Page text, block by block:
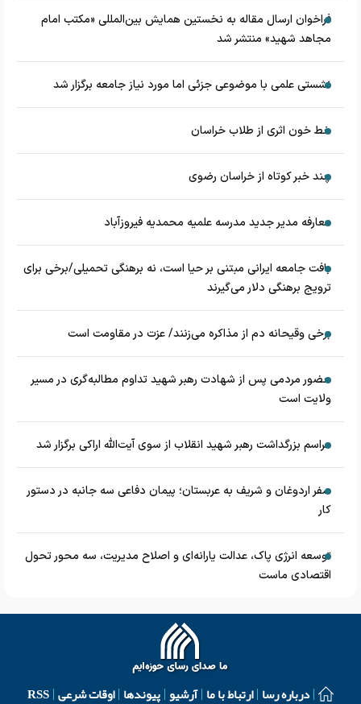
فراخوان ارسال مقاله به نخستین همایش بین‌المللی «مکتب امام
مجاهد شهید» منتشر شد
نشستی علمی با موضوعی جزئی اما مورد نیاز جامعه برگزار شد
خط خون اثری از طلاب خراسان
چند خبر کوتاه از خراسان رضوی
معارفه مدیر جدید مدرسه علمیه محمدیه فیروزآباد
بافت جامعه ایرانی مبتنی بر حیا است، نه برهنگی تحمیلی/برخی برای
ترویج برهنگی دلار می‌گیرند
برخی وقیحانه دم از مذاکره می‌زنند/ عزت در مقاومت است
حضور مردمی پس از شهادت رهبر شهید تداوم مطالبه‌گری در مسیر
ولایت است
مراسم بزرگداشت رهبر شهید انقلاب از سوی آیت‌الله اراکی برگزار شد
سفر اردوغان و شریف به عربستان؛ پیمان دفاعی سه جانبه در دستور
کار
توسعه انرژی پاک، عدالت یارانه‌ای و اصلاح مدیریت، سه محور تحول
اقتصادی ماست
درباره رسا ارتباط با ما آرشیو پیوندها اوقات شرعی RSS